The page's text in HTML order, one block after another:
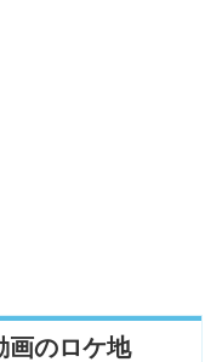
画のロケ地